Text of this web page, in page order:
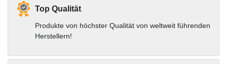
Top Qualität
Produkte von höchster Qualität von weltweit führenden
Herstellern!